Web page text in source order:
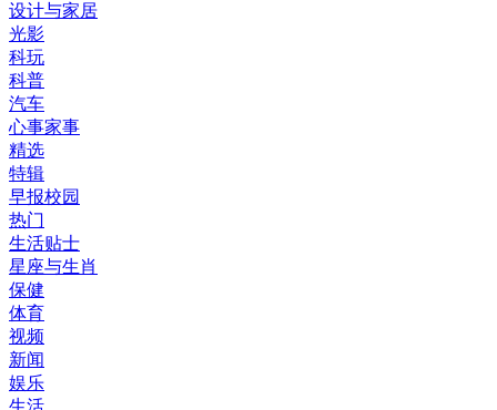
设计与家居
光影
科玩
科普
汽车
心事家事
精选
特辑
早报校园
热门
生活贴士
星座与生肖
保健
体育
视频
新闻
娱乐
生活